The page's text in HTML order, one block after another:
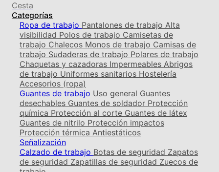
Cesta
Categorías
Ropa de trabajo Pantalones de trabajo Alta
visibilidad Polos de trabajo Camisetas de
trabajo Chalecos Monos de trabajo Camisas de
trabajo Sudaderas de trabajo Polares de trabajo
Chaquetas y cazadoras Impermeables Abrigos
de trabajo Uniformes sanitarios Hostelería
Accesorios (ropa)
Guantes de trabajo Uso general Guantes
desechables Guantes de soldador Protección
química Protección al corte Guantes de látex
Guantes de nitrilo Protección impactos
Protección térmica Antiestáticos
Señalización
Calzado de trabajo Botas de seguridad Zapatos
de seguridad Zapatillas de seguridad Zuecos de